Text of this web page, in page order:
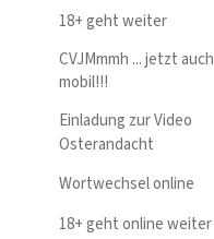
18+ geht weiter
CVJMmmh ... jetzt auch
mobil!!!
Einladung zur Video
Osterandacht
Wortwechsel online
18+ geht online weiter